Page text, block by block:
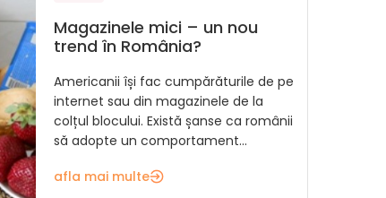
Magazinele mici – un nou
trend în România?
Americanii își fac cumpărăturile de pe
internet sau din magazinele de la
colțul blocului. Există șanse ca românii
să adopte un comportament...
afla mai multe